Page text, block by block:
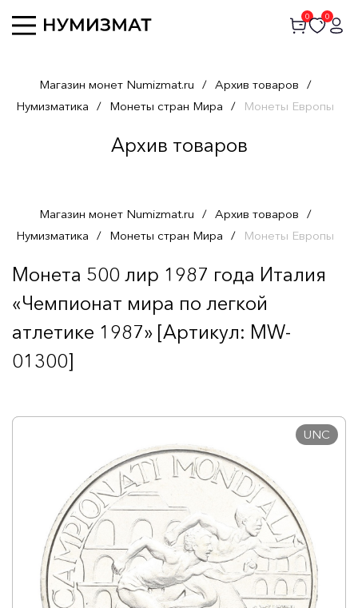
0 0
Магазин монет Numizmat.ru / Архив товаров /
Нумизматика / Монеты стран Мира / Монеты Европы
Архив товаров
Магазин монет Numizmat.ru / Архив товаров /
Нумизматика / Монеты стран Мира / Монеты Европы
Монета 500 лир 1987 года Италия
«Чемпионат мира по легкой
атлетике 1987» [Артикул: MW-
01300]
UNC